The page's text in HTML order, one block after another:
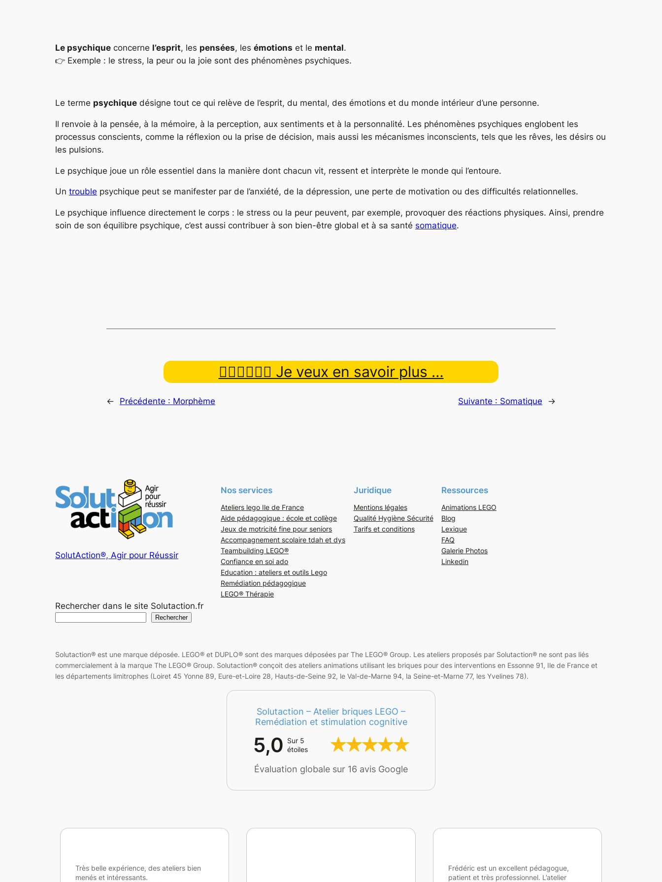
Le psychique concerne l’esprit, les pensées, les émotions et le mental.
👉 Exemple : le stress, la peur ou la joie sont des phénomènes psychiques.
Le terme psychique désigne tout ce qui relève de l’esprit, du mental, des émotions et du monde intérieur d’une personne.
Il renvoie à la pensée, à la mémoire, à la perception, aux sentiments et à la personnalité. Les phénomènes psychiques englobent les
processus conscients, comme la réflexion ou la prise de décision, mais aussi les mécanismes inconscients, tels que les rêves, les désirs ou
les pulsions.
Le psychique joue un rôle essentiel dans la manière dont chacun vit, ressent et interprète le monde qui l’entoure.
Un trouble psychique peut se manifester par de l’anxiété, de la dépression, une perte de motivation ou des difficultés relationnelles.
Le psychique influence directement le corps : le stress ou la peur peuvent, par exemple, provoquer des réactions physiques. Ainsi, prendre
soin de son équilibre psychique, c’est aussi contribuer à son bien-être global et à sa santé somatique.
👉🏿👉🏾👉🏼 Je veux en savoir plus …
← Précédente : Morphème Suivante : Somatique →
SolutAction®, Agir pour Réussir
Nos services
Ateliers lego Ile de France
Aide pédagogique : école et collège
Jeux de motricité fine pour seniors
Accompagnement scolaire tdah et dys
Teambuilding LEGO®
Confiance en soi ado
Education : ateliers et outils Lego
Remédiation pédagogique
LEGO® Thérapie
Juridique
Mentions légales
Qualité Hygiène Sécurité
Tarifs et conditions
Ressources
Animations LEGO
Blog
Lexique
FAQ
Galerie Photos
Linkedin
Rechercher dans le site Solutaction.fr
Rechercher
Solutaction® est une marque déposée. LEGO® et DUPLO® sont des marques déposées par The LEGO® Group. Les ateliers proposés par Solutaction® ne sont pas liés
commercialement à la marque The LEGO® Group. Solutaction® conçoit des ateliers animations utilisant les briques pour des interventions en Essonne 91, Ile de France et
les départements limitrophes (Loiret 45 Yonne 89, Eure-et-Loire 28, Hauts-de-Seine 92, le Val-de-Marne 94, la Seine-et-Marne 77, les Yvelines 78).
Solutaction – Atelier briques LEGO –
Remédiation et stimulation cognitive
5,0 Sur 5
étoiles
Évaluation globale sur 16 avis Google
Mes élèves ont beaucoup apprecié les
différentes activités proposées et ont été